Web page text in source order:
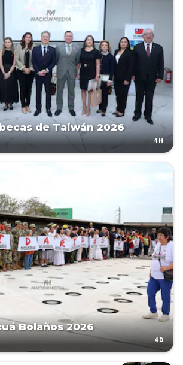
de Taiwán 2026
4H
Bolaños 2026
4D